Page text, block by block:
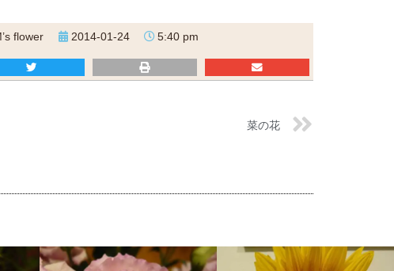
flower 2014-01-24 5:40 pm
菜の花